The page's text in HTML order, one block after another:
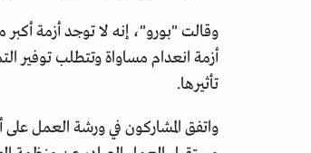
وقالت "بورو"، إنه لا توجد أزمة
أزمة انعدام مساواة وتتطلب توفير
تأثيرها.
واتفق المشاركون في ورشة العمل على